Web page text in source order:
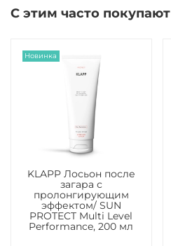
С этим часто покупают
Новинка
KLAPP Лосьон после
загара с
пролонгирующим
эффектом/ SUN
PROTECT Multi Level
Performance, 200 мл